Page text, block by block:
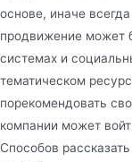
основе, иначе
продвижение может
системах и
тематическом
порекомендовать
компании может
Способов